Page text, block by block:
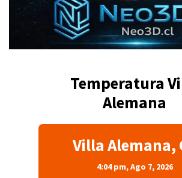
Temperatura
Alemana
Villa Alemana,
4:04 pm,Ago 7, 2026